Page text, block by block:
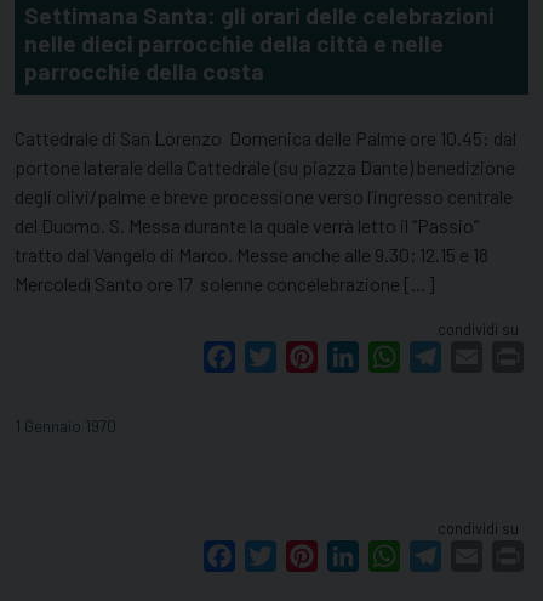
Settimana Santa: gli orari delle celebrazioni
nelle dieci parrocchie della città e nelle
parrocchie della costa
Cattedrale di San Lorenzo Domenica delle Palme ore 10.45: dal
portone laterale della Cattedrale (su piazza Dante) benedizione
degli olivi/palme e breve processione verso l’ingresso centrale
del Duomo. S. Messa durante la quale verrà letto il “Passio”
tratto dal Vangelo di Marco. Messe anche alle 9.30; 12.15 e 18
Mercoledì Santo ore 17 solenne concelebrazione […]
condividi su
FacebookTwitterPinterestLinkedInWhatsApp
1 Gennaio 1970
condividi su
FacebookTwitterPinterestLinkedInWhatsApp